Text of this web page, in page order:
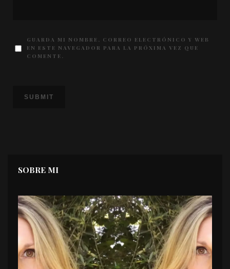
GUARDA MI NOMBRE, CORREO ELECTRÓNICO Y WEB
EN ESTE NAVEGADOR PARA LA PRÓXIMA VEZ QUE
COMENTE.
SOBRE MI